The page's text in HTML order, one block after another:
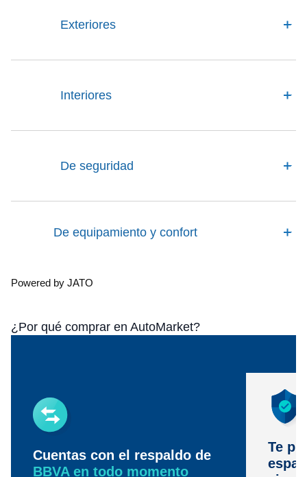
Exteriores
Interiores
De seguridad
De equipamiento y confort
Powered by JATO
¿Por qué comprar en AutoMarket?
Cuentas con el respaldo de
BBVA en todo momento
Te